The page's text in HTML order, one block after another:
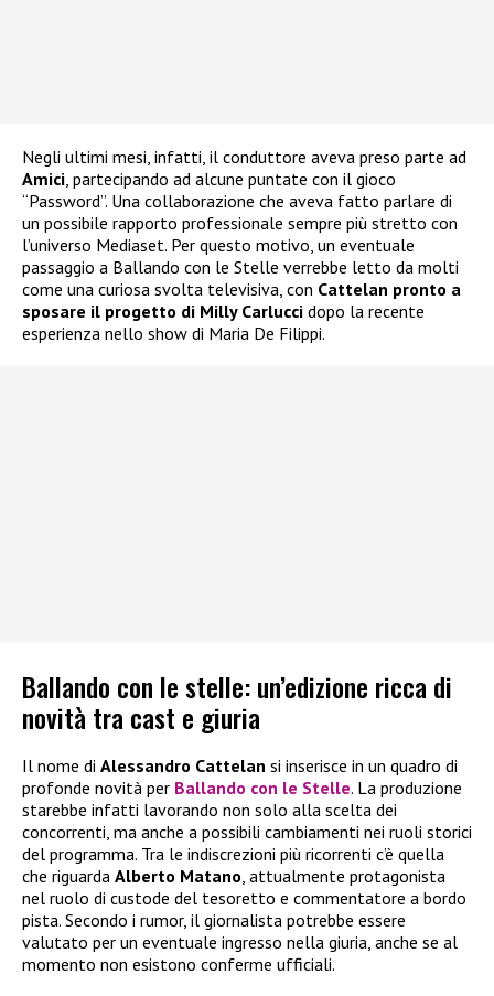
Negli ultimi mesi, infatti, il conduttore aveva preso parte ad
Amici , partecipando ad alcune puntate con il gioco
“Password”. Una collaborazione che aveva fatto parlare di
un possibile rapporto professionale sempre più stretto con
l’universo Mediaset. Per questo motivo, un eventuale
passaggio a Ballando con le Stelle verrebbe letto da molti
come una curiosa svolta televisiva, con Cattelan pronto a
sposare il progetto di Milly Carlucci dopo la recente
esperienza nello show di Maria De Filippi.
Ballando con le stelle: un’edizione ricca di
novità tra cast e giuria
Il nome di Alessandro Cattelan si inserisce in un quadro di
profonde novità per Ballando con le Stelle. La produzione
starebbe infatti lavorando non solo alla scelta dei
concorrenti, ma anche a possibili cambiamenti nei ruoli storici
del programma. Tra le indiscrezioni più ricorrenti c’è quella
che riguarda Alberto Matano, attualmente protagonista
nel ruolo di custode del tesoretto e commentatore a bordo
pista. Secondo i rumor, il giornalista potrebbe essere
valutato per un eventuale ingresso nella giuria, anche se al
momento non esistono conferme ufficiali.